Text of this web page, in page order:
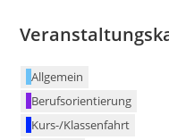
Allgemein
Berufsorientierung
Kurs-/Klassenfahrt